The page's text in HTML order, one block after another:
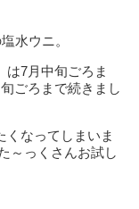
水ウニ。
は7月中旬ごろま
ごろまで続きまし
くなってしまいま
～っくさんお試し